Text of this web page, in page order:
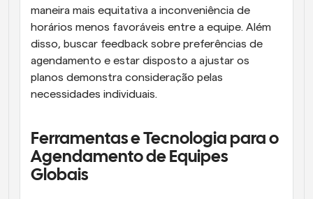
maneira mais equitativa a inconveniência de
horários menos favoráveis entre a equipe. Além
disso, buscar feedback sobre preferências de
agendamento e estar disposto a ajustar os
planos demonstra consideração pelas
necessidades individuais.
Ferramentas e Tecnologia para o
Agendamento de Equipes
Globais